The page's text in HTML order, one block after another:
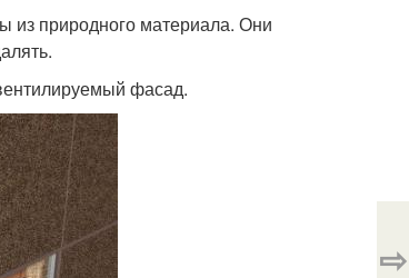
из природного материала. Они
фасад.
⇨